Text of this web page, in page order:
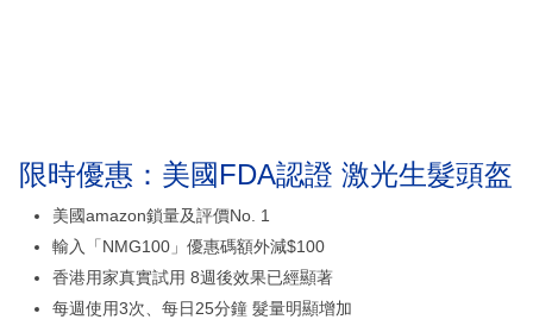
限時優惠：美國FDA認證 激光生髮頭盔
美國amazon鎖量及評價No. 1
輸入「NMG100」優惠碼額外減$100
香港用家真實試用 8週後效果已經顯著
每週使用3次、每日25分鐘 髮量明顯增加